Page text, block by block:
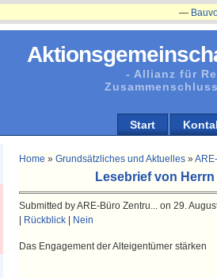
- Allianz für
Start
Home » Grundsätzliches und Aktuelles»
Lesebrief von Herrn
Submitted by ARE-Büro Zentru... on 29.
Rückblick| Nein
Das Engagement der Alteigentümer stärken